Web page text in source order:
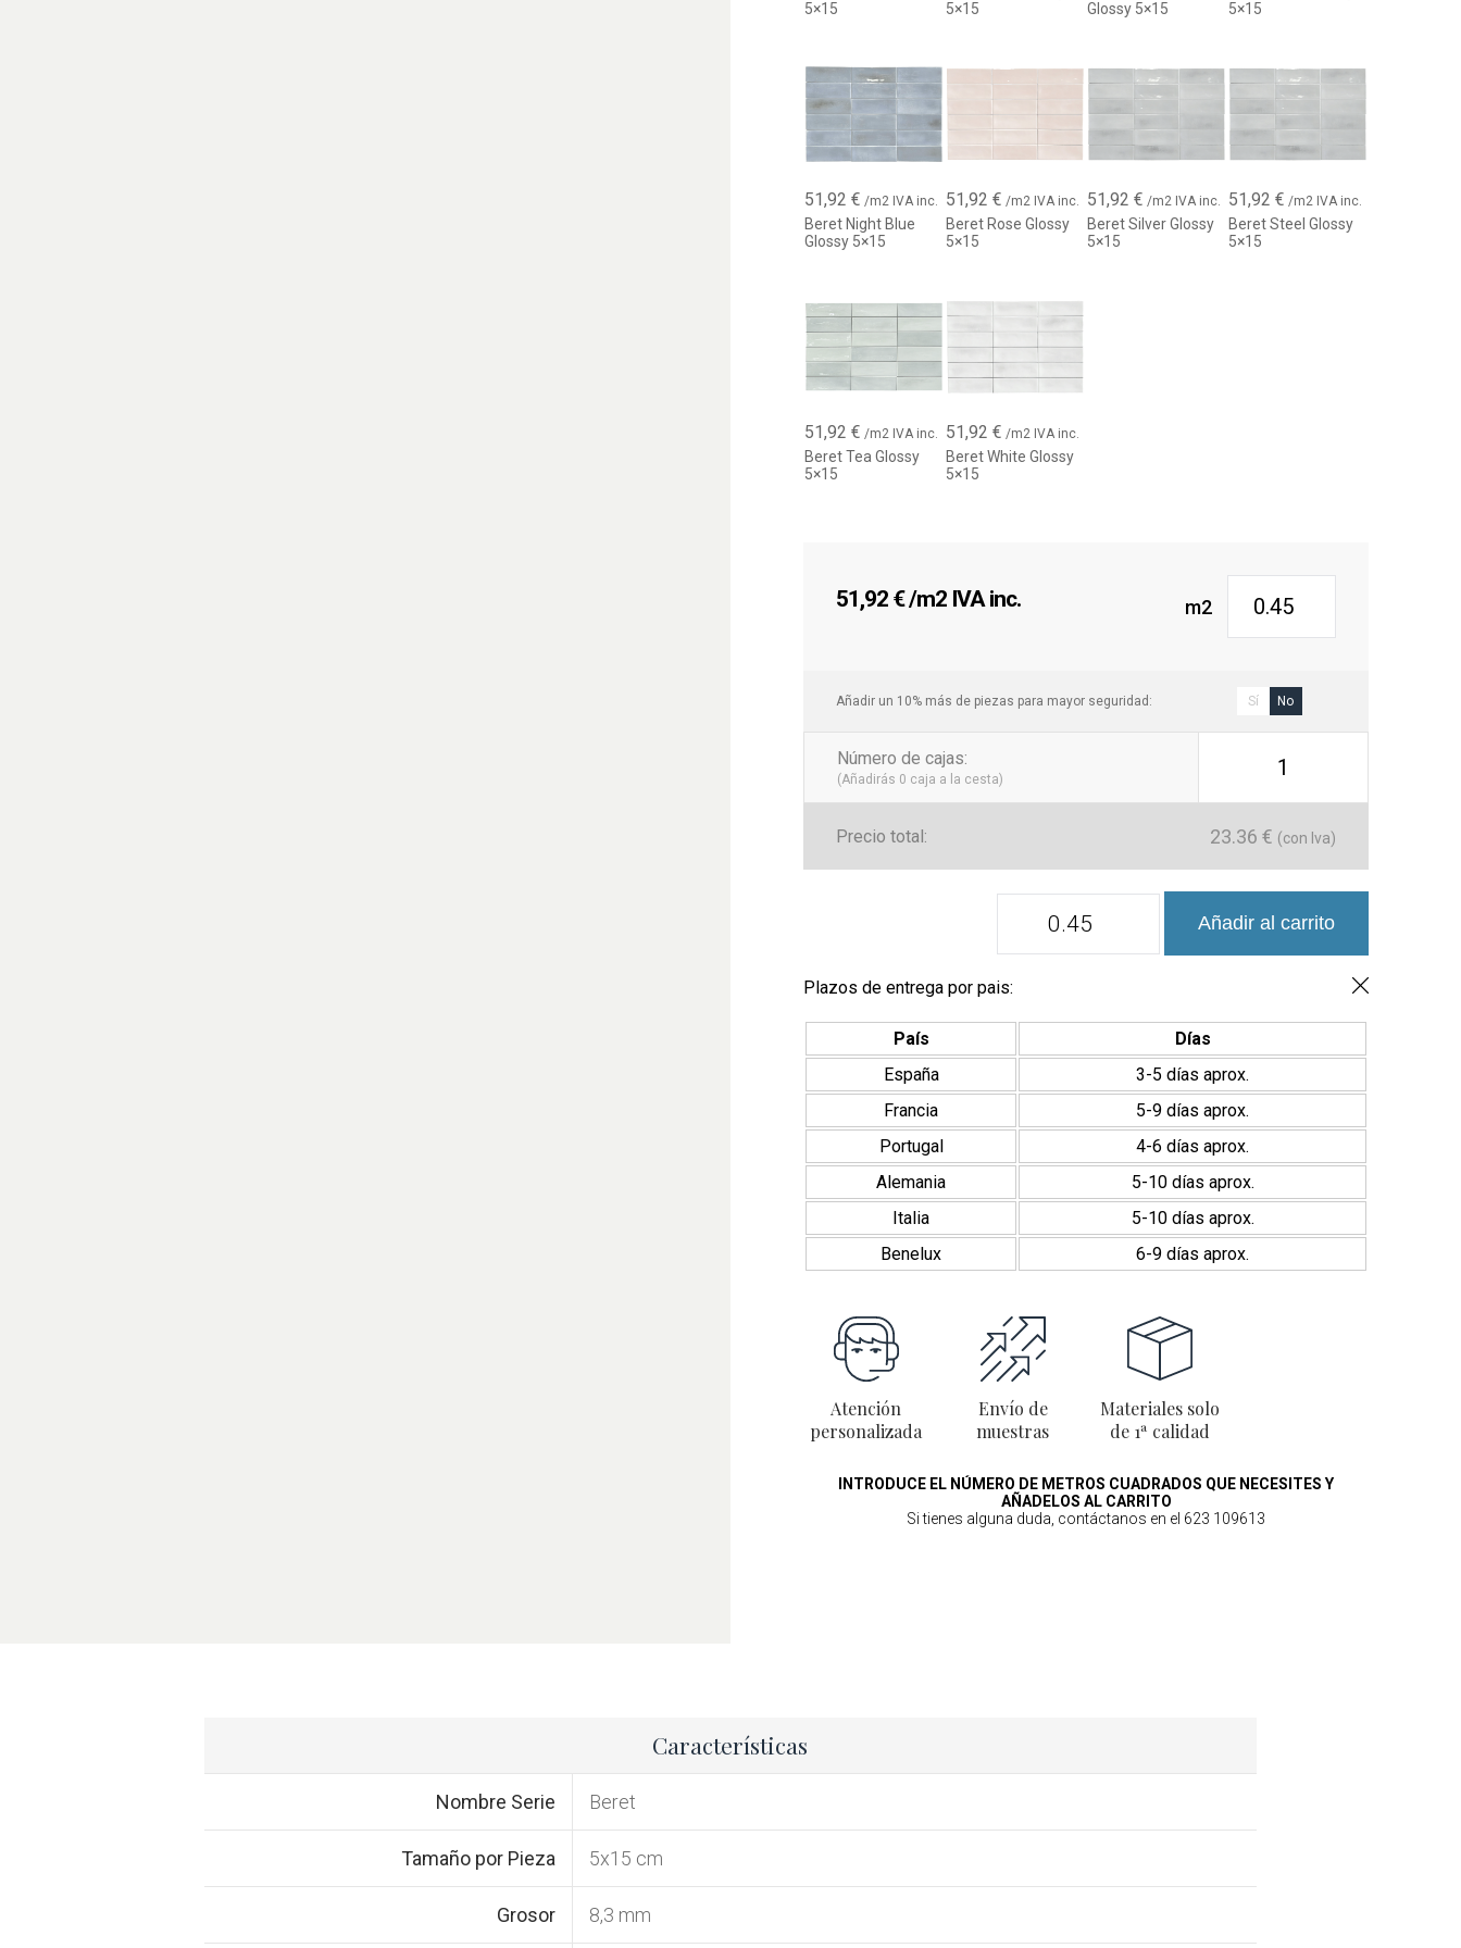
5×15
5×15
Glossy 5×15
5×15
51,92€ /m2 IVA inc.
Beret Night Blue
Glossy 5×15
51,92€ /m2 IVA inc.
Beret Rose Glossy
5×15
51,92€ /m2 IVA inc.
Beret Silver Glossy
5×15
51,92€ /m2 IVA inc.
Beret Steel Glossy
5×15
51,92€ /m2 IVA inc.
Beret Tea Glossy
5×15
51,92€ /m2 IVA inc.
Beret White Glossy
5×15
51,92 €/m2 IVA inc. m2
Añadir un 10% más de piezas para mayor seguridad: Sí No
Número de cajas:
(Añadirás 0 caja a la cesta) 1
Precio total: 23.36 € (con Iva)
Serie
5x15
Añadir al carrito
Plazos de entrega por pais:
País
Días
España
3-5 días aprox.
Francia
5-9 días aprox.
Portugal
4-6 días aprox.
Alemania
5-10 días aprox.
Italia
5-10 días aprox.
Benelux
6-9 días aprox.
Atención
personalizada
Envío de
muestras
Materiales solo
de 1ª calidad
INTRODUCE EL NÚMERO DE METROS CUADRADOS QUE NECESITES Y
AÑADELOS AL CARRITO
Si tienes alguna duda, contáctanos en el 623 109613
Características
Nombre Serie Beret
Tamaño por Pieza 5x15 cm
Grosor 8,3 mm